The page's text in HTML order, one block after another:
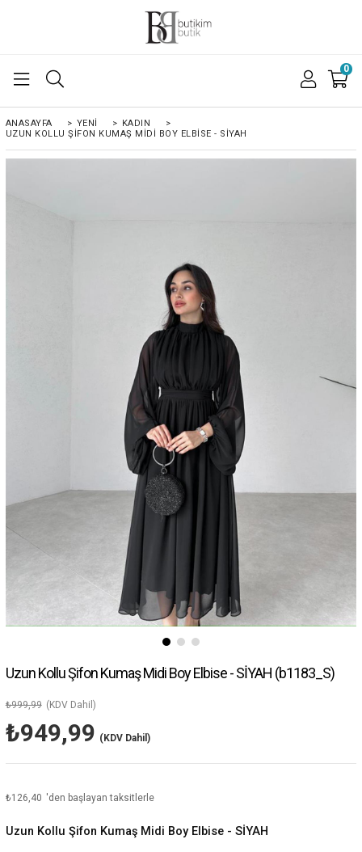
0
ANASAYFA > YENİ > KADIN
>
UZUN KOLLU ŞIFON KUMAŞ MIDI BOY ELBISE - SİYAH
Uzun Kollu Şifon Kumaş Midi Boy Elbise - SİYAH (b1183_S)
₺999,99 (KDV Dahil)
₺949,99 (KDV Dahil)
₺126,40 'den başlayan taksitlerle
Uzun Kollu Şifon Kumaş Midi Boy Elbise - SİYAH